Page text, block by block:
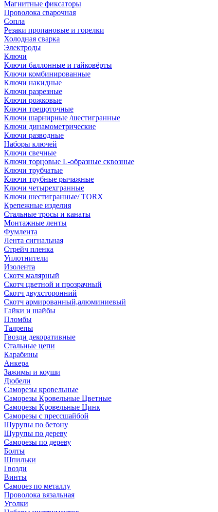
Магнитные фиксаторы
Проволока сварочная
Сопла
Резаки пропановые и горелки
Холодная сварка
Электроды
Ключи
Ключи баллонные и гайковёрты
Ключи комбинированные
Ключи накидные
Ключи разрезные
Ключи рожковые
Ключи трещоточные
Ключи шарнирные /шестигранные
Ключи динамометрические
Ключи разводные
Наборы ключей
Ключи свечные
Ключи торцовые L-образные сквозные
Ключи трубчатые
Ключи трубные рычажные
Ключи четырехгранные
Ключи шестигранные/ TORX
Крепежные изделия
Стальные тросы и канаты
Монтажные ленты
Фумлента
Лента сигнальная
Стрейч пленка
Уплотнители
Изолента
Скотч малярный
Скотч цветной и прозрачный
Скотч двухсторонний
Скотч армированный,алюминиевый
Гайки и шайбы
Пломбы
Талрепы
Гвозди декоративные
Стальные цепи
Карабины
Анкера
Зажимы и коуши
Дюбели
Саморезы кровельные
Саморезы Кровельные Цветные
Саморезы Кровельные Цинк
Саморезы с прессшайбой
Шурупы по бетону
Шурупы по дереву
Саморезы по дереву
Болты
Шпильки
Гвозди
Винты
Саморез по металлу
Проволока вязальная
Уголки